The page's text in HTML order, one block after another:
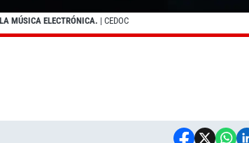
MÚSICA ELECTRÓNICA. | CEDOC